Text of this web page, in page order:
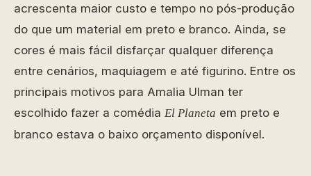
acrescenta maior custo e tempo no pós-produção
do que um material em preto e branco. Ainda, se
cores é mais fácil disfarçar qualquer diferença
entre cenários, maquiagem e até figurino. Entre os
principais motivos para Amalia Ulman ter
escolhido fazer a comédia El Planeta em preto e
branco estava o baixo orçamento disponível.